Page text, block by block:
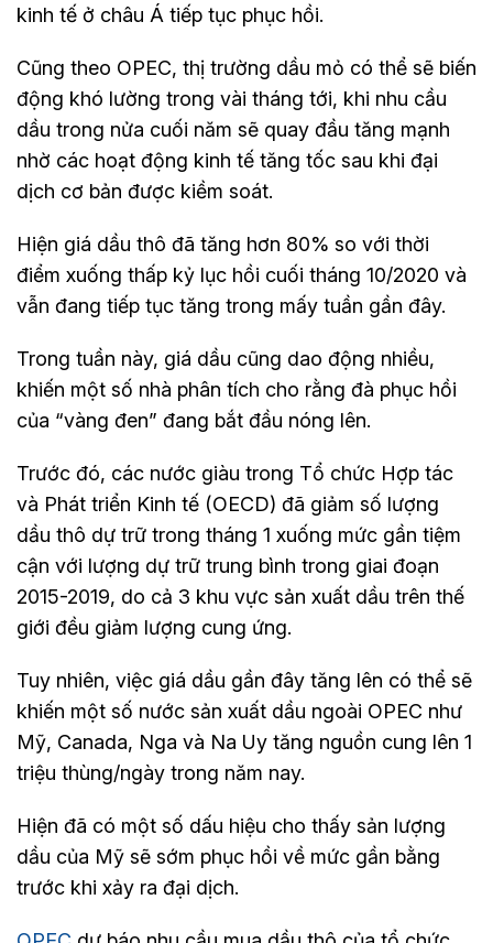
kinh tế ở châu Á tiếp tục phục hồi.
Cũng theo OPEC, thị trường dầu mỏ có thể sẽ biến
động khó lường trong vài tháng tới, khi nhu cầu
dầu trong nửa cuối năm sẽ quay đầu tăng mạnh
nhờ các hoạt động kinh tế tăng tốc sau khi đại
dịch cơ bản được kiềm soát.
Hiện giá dầu thô đã tăng hơn 80% so với thời
điểm xuống thấp kỷ lục hồi cuối tháng 10/2020 và
vẫn đang tiếp tục tăng trong mấy tuần gần đây.
Trong tuần này, giá dầu cũng dao động nhiều,
khiến một số nhà phân tích cho rằng đà phục hồi
của “vàng đen” đang bắt đầu nóng lên.
Trước đó, các nước giàu trong Tổ chức Hợp tác
và Phát triển Kinh tế (OECD) đã giảm số lượng
dầu thô dự trữ trong tháng 1 xuống mức gần tiệm
cận với lượng dự trữ trung bình trong giai đoạn
2015-2019, do cả 3 khu vực sản xuất dầu trên thế
giới đều giảm lượng cung ứng.
Tuy nhiên, việc giá dầu gần đây tăng lên có thể sẽ
khiến một số nước sản xuất dầu ngoài OPEC như
Mỹ, Canada, Nga và Na Uy tăng nguồn cung lên 1
triệu thùng/ngày trong năm nay.
Hiện đã có một số dấu hiệu cho thấy sản lượng
dầu của Mỹ sẽ sớm phục hồi về mức gần bằng
trước khi xảy ra đại dịch.